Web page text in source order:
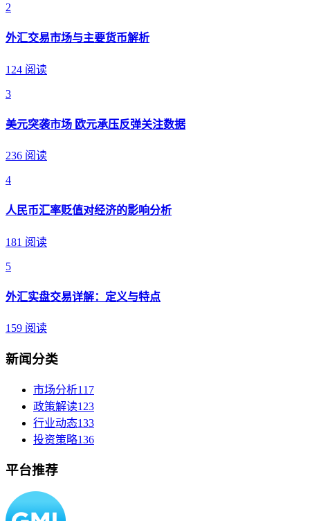
2
外汇交易市场与主要货币解析
124 阅读
3
美元突袭市场 欧元承压反弹关注数据
236 阅读
4
人民币汇率贬值对经济的影响分析
181 阅读
5
外汇实盘交易详解：定义与特点
159 阅读
新闻分类
市场分析117
政策解读123
行业动态133
投资策略136
平台推荐